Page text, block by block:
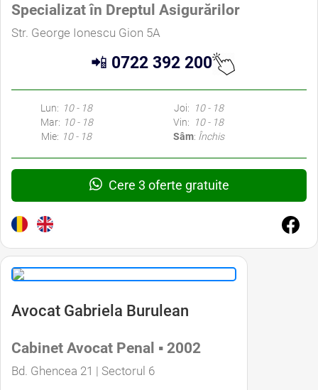
Specializat în Dreptul Asigurărilor
Str. George Ionescu Gion 5A
📲 0722 392 200
Lun: 10 - 18
Mar: 10 - 18
Mie: 10 - 18
Joi:
10 - 18
Vin:
10 - 18
Sâm: Închis
Cere 3 oferte gratuite
Avocat Gabriela Burulean
Cabinet Avocat Penal ▪ 2002
Bd. Ghencea 21 | Sectorul 6